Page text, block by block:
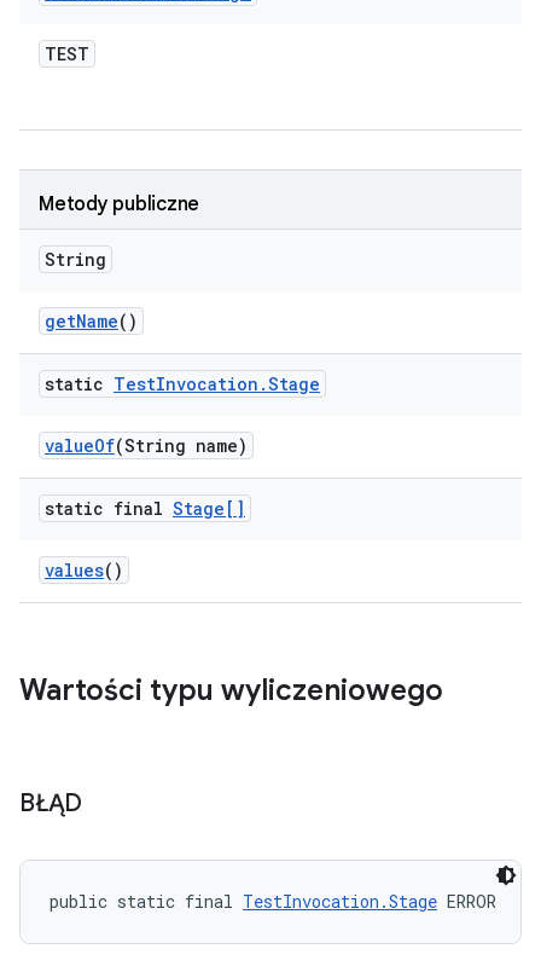
TEST
Metody publiczne
String
getName()
static TestInvocation .Stage
valueOf(String name)
static final Stage[]
values()
Wartości typu wyliczeniowego
BŁĄD
public static final TestInvocation.Stage ERROR